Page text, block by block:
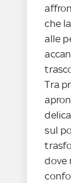
che
alle
Tra
sul
dove